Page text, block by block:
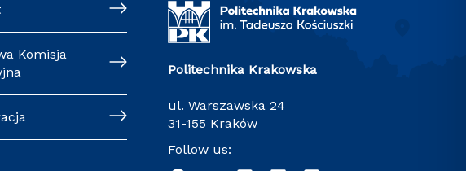
Komisja
Politechnika Krakowska
ul. Warszawska 24
31-155 Kraków
Follow us: